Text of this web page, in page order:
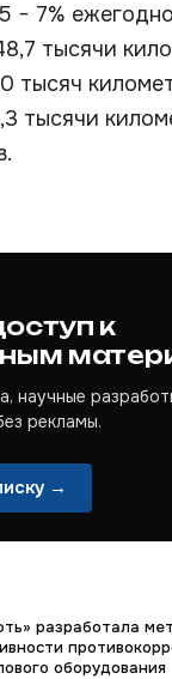
− 7%
тысячи
тысяч
тысячи
к
научные
рекламы.
→
разработала
оборудования